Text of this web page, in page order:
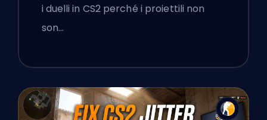
i duelli in CS2 perché i proiettili non
son…